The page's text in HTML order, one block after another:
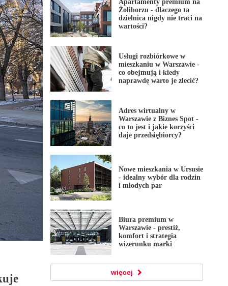
Apartamenty premium na
Żoliborzu - dlaczego ta
dzielnica nigdy nie traci na
wartości?
Usługi rozbiórkowe w
mieszkaniu w Warszawie -
co obejmują i kiedy
naprawdę warto je zlecić?
Adres wirtualny w
Warszawie z Biznes Spot -
co to jest i jakie korzyści
daje przedsiębiorcy?
Nowe mieszkania w Ursusie
- idealny wybór dla rodzin
i młodych par
Biura premium w
Warszawie - prestiż,
komfort i strategia
wizerunku marki
więcej